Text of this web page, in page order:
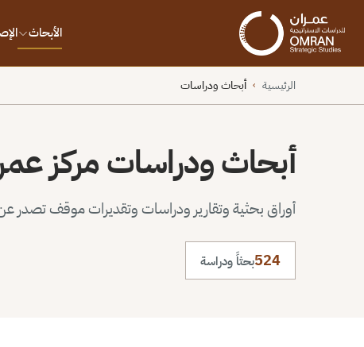
الأبحاث
الرئيسية › أبحاث ودراسات
أبحاث ودراسات مركز
أوراق بحثية وتقارير ودراسات وتقديرات موقف تصدر
524بحثاً ودراسة